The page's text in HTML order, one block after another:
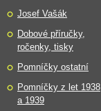
Josef Vašák
Dobové příručky,
ročenky, tisky
Pomníčky ostatní
Pomníčky z let 1938
a 1939